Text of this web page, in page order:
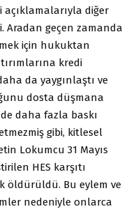
diğer
Aradan geçen zamanda
için hukuktan
kredi
da yaygınlaştı ve
dosta düşmana
daha fazla baskı
gibi, kitlesel
Lokumcu 31 Mayıs
HES karşıtı
öldürüldü. Bu eylem ve
nedeniyle onlarca